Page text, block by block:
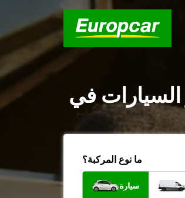
ما نوع المركبة؟
سيارة